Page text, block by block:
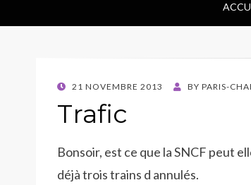
POSTED
21 NOVEMBRE 2013 BY PARIS-
Trafic
Bonsoir, est ce que la SNCF peut
déjà trois trains d annulés.